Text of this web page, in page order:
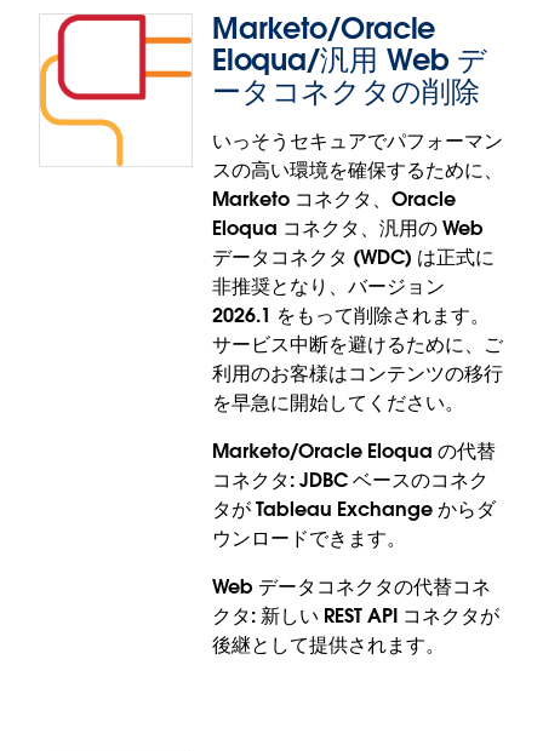
ュメントライブラリに、コンプライアンスに従った
セキュアな方法でアクセス可能になり、ミッション
クリティカルなデータを分析で利用できるようにな
ります。
Government Cloud での Microsoft
OneDrive/SharePoint Online 用カスタム OAuth 機
能は、Tableau Prep と Tableau Desktop で一般提
Cloudera Impala 接続の OAuth
Cloudera Impala に対する OAuth のサポートで、
認証をスムーズにすることができます。OAuth を使
用するように Impala インスタンスを設定すること
で、Cloudera Impala への接続をレガシー認証か
ら、きわめてセキュアでクラウドに適した最新の認
証方法に移行することが可能です。
Cloudera Impala 接続の OAuth 機能は、Tableau
Marketo/Oracle
Eloqua/汎用 Web デ
ータコネクタの削除
いっそうセキュアでパフォーマン
スの高い環境を確保するために、
Marketo コネクタ、Oracle
Eloqua コネクタ、汎用の Web
データコネクタ (WDC) は正式に
非推奨となり、バージョン
2026.1 をもって削除されます。
サービス中断を避けるために、ご
利用のお客様はコンテンツの移行
を早急に開始してください。
Marketo/Oracle Eloqua の代替
コネクタ: JDBC ベースのコネク
タが Tableau Exchange からダ
ウンロードできます。
Web データコネクタの代替コネ
クタ: 新しい REST API コネクタが
後継として提供されます。